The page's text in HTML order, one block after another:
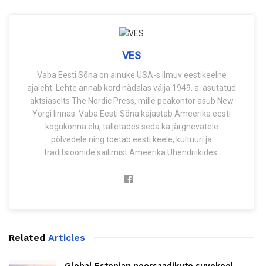
VES
Vaba Eesti Sõna on ainuke USA-s ilmuv eestikeelne
ajaleht. Lehte annab kord nädalas välja 1949. a. asutatud
aktsiaselts The Nordic Press, mille peakontor asub New
Yorgi linnas. Vaba Eesti Sõna kajastab Ameerika eesti
kogukonna elu, talletades seda ka järgnevatele
põlvedele ning toetab eesti keele, kultuuri ja
traditsioonide säilimist Ameerika Ühendriikides.
Related Articles